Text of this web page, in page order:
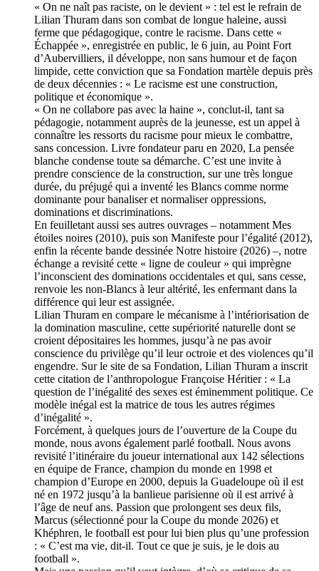
« On ne naît pas raciste, on le devient » : tel est le refrain de
Lilian Thuram dans son combat de longue haleine, aussi
ferme que pédagogique, contre le racisme. Dans cette «
Échappée », enregistrée en public, le 6 juin, au Point Fort
d’Aubervilliers, il développe, non sans humour et de façon
limpide, cette conviction que sa Fondation martèle depuis près
de deux décennies : « Le racisme est une construction,
politique et économique ».
« On ne collabore pas avec la haine », conclut-il, tant sa
pédagogie, notamment auprès de la jeunesse, est un appel à
connaître les ressorts du racisme pour mieux le combattre,
sans concession. Livre fondateur paru en 2020, La pensée
blanche condense toute sa démarche. C’est une invite à
prendre conscience de la construction, sur une très longue
durée, du préjugé qui a inventé les Blancs comme norme
dominante pour banaliser et normaliser oppressions,
dominations et discriminations.
En feuilletant aussi ses autres ouvrages – notamment Mes
étoiles noires (2010), puis son Manifeste pour l’égalité (2012),
enfin la récente bande dessinée Notre histoire (2026) –, notre
échange a revisité cette « ligne de couleur » qui imprègne
l’inconscient des dominations occidentales et qui, sans cesse,
renvoie les non-Blancs à leur altérité, les enfermant dans la
différence qui leur est assignée.
Lilian Thuram en compare le mécanisme à l’intériorisation de
la domination masculine, cette supériorité naturelle dont se
croient dépositaires les hommes, jusqu’à ne pas avoir
conscience du privilège qu’il leur octroie et des violences qu’il
engendre. Sur le site de sa Fondation, Lilian Thuram a inscrit
cette citation de l’anthropologue Françoise Héritier : « La
question de l’inégalité des sexes est éminemment politique. Ce
modèle inégal est la matrice de tous les autres régimes
d’inégalité ».
Forcément, à quelques jours de l’ouverture de la Coupe du
monde, nous avons également parlé football. Nous avons
revisité l’itinéraire du joueur international aux 142 sélections
en équipe de France, champion du monde en 1998 et
champion d’Europe en 2000, depuis la Guadeloupe où il est
né en 1972 jusqu’à la banlieue parisienne où il est arrivé à
l’âge de neuf ans. Passion que prolongent ses deux fils,
Marcus (sélectionné pour la Coupe du monde 2026) et
Khéphren, le football est pour lui bien plus qu’une profession
: « C’est ma vie, dit-il. Tout ce que je suis, je le dois au
football ».